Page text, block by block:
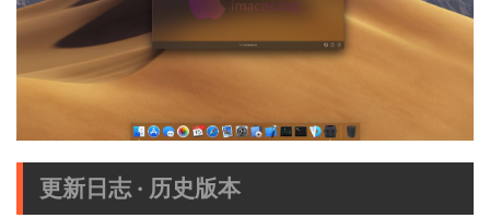
更新日志 · 历史版本